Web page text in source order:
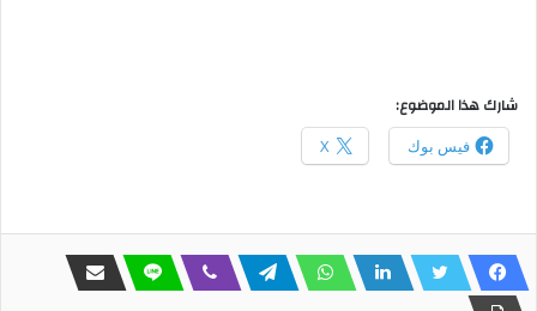
شارك هذا الموضوع:
فيس بوك X